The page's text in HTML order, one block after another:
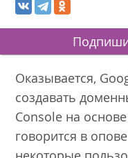
Оказывается,
создавать
Console на
говорится в